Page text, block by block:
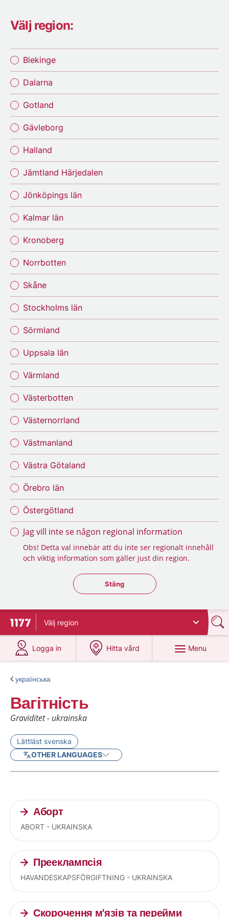
Välj region:
Blekinge
Dalarna
Gotland
Gävleborg
Halland
Jämtland Härjedalen
Jönköpings län
Kalmar län
Kronoberg
Norrbotten
Skåne
Stockholms län
Sörmland
Uppsala län
Värmland
Västerbotten
Västernorrland
Västmanland
Västra Götaland
Örebro län
Östergötland
Jag vill inte se någon regional information
Obs! Detta val innebär att du inte ser regionalt innehåll
och viktig information som gäller just din region.
Stäng regionsväljaren
Stäng
To start page for 1177
Välj region
Logga in
at 1177.se
Hitta vård
at 1177.se
Menu
українська
Вагітність
Graviditet - ukrainska
Lättläst svenska
OTHER LANGUAGES
Current articles
Аборт
ABORT - UKRAINSKA
Прееклампсія
HAVANDESKAPSFÖRGIFTNING - UKRAINSKA
Скорочення м'язів та перейми